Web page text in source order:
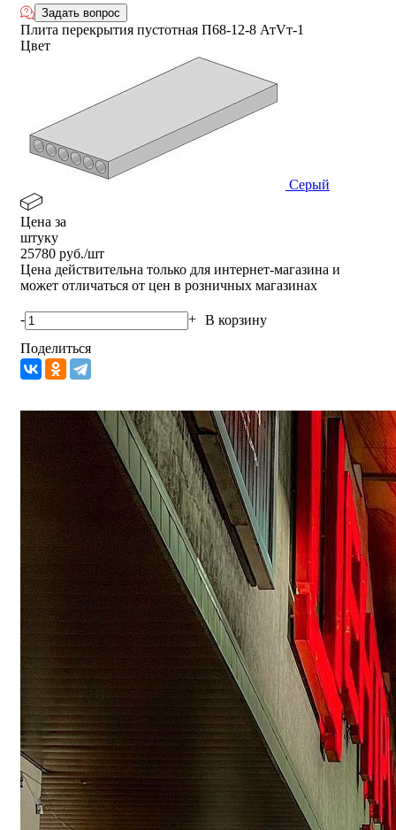
Задать вопрос
Плита перекрытия пустотная П68-12-8 АтVт-1
Цвет
Серый
Цена за
штуку
25780 руб./шт
Цена действительна только для интернет-магазина и
может отличаться от цен в розничных магазинах
- + В корзину
Поделиться